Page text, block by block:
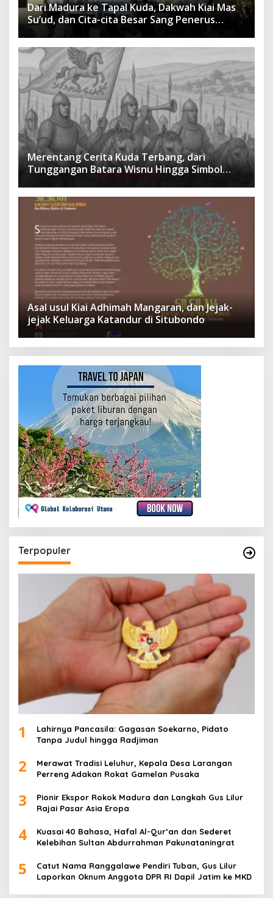
Dari Madura ke Tapal Kuda, Dakwah Kiai Mas
Su’ud, dan Cita-cita Besar Sang Penerus
Merentang Cerita Kuda Terbang, dari
Tunggangan Batara Wisnu Hingga Simbol
Asal usul Kiai Adhimah Mangaran, dan Jejak-
jejak Keluarga Katandur di Situbondo
Terpopuler
1
Lahirnya Pancasila: Gagasan Soekarno, Pidato
Tanpa Judul hingga Radjiman
2
Merawat Tradisi Leluhur, Kepala Desa Larangan
Perreng Adakan Rokat Gamelan Pusaka
3
Pionir Ekspor Rokok Madura dan Langkah Gus Lilur
Rajai Pasar Asia Eropa
4
Kuasai 40 Bahasa, Hafal Al-Qur’an dan Sederet
Kelebihan Sultan Abdurrahman Pakunataningrat
5
Catut Nama Ranggalawe Pendiri Tuban, Gus Lilur
Laporkan Oknum Anggota DPR RI Dapil Jatim ke MKD